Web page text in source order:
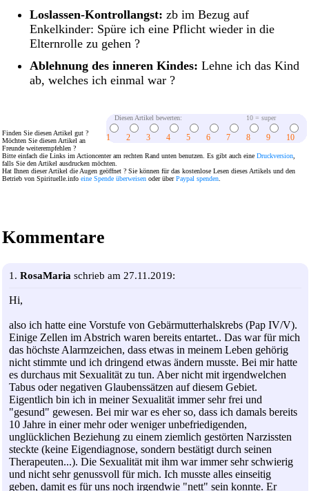
Loslassen-Kontrollangst: zb im Bezug auf
Enkelkinder: Spüre ich eine Pflicht wieder in die
Elternrolle zu gehen ?
Ablehnung des inneren Kindes: Lehne ich das Kind
ab, welches ich einmal war ?
Diesen Artikel bewerten: 10 = super
1 2 3 4 5 6 7 8 9 10
Finden Sie diesen Artikel gut ?
Möchten Sie diesen Artikel an
Freunde weiterempfehlen ?
Bitte einfach die Links im Actioncenter am rechten Rand unten benutzen. Es gibt auch eine Druckversion,
falls Sie den Artikel ausdrucken möchten.
Hat Ihnen dieser Artikel die Augen geöffnet ? Sie können für das kostenlose Lesen dieses Artikels und den
Betrieb von Spirituelle.info eine Spende überweisen oder überPaypal spenden.
Kommentare
1. RosaMaria schrieb am 27.11.2019:
Hi,
also ich hatte eine Vorstufe von Gebärmutterhalskrebs (Pap IV/V).
Einige Zellen im Abstrich waren bereits entartet.. Das war für mich
das höchste Alarmzeichen, dass etwas in meinem Leben gehörig
nicht stimmte und ich dringend etwas ändern musste. Bei mir hatte
es durchaus mit Sexualität zu tun. Aber nicht mit irgendwelchen
Tabus oder negativen Glaubenssätzen auf diesem Gebiet.
Eigentlich bin ich in meiner Sexualität immer sehr frei und
"gesund" gewesen. Bei mir war es eher so, dass ich damals bereits
10 Jahre in einer mehr oder weniger unbefriedigenden,
unglücklichen Beziehung zu einem ziemlich gestörten Narzissten
steckte (keine Eigendiagnose, sondern bestätigt durch seinen
Therapeuten...). Die Sexualität mit ihm war immer sehr schwierig
und nicht sehr genussvoll für mich. Ich musste alles einseitig
geben, damit es für uns noch irgendwie "nett" sein konnte. Er